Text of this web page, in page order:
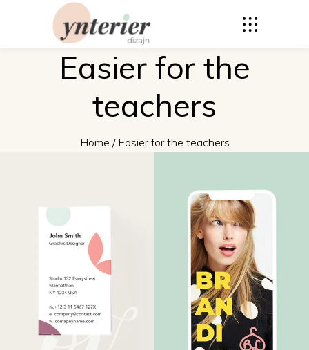
Easier for the
teachers
Home / Easier for the teachers